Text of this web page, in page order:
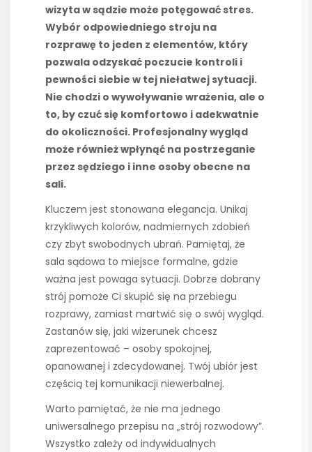
wizyta w sądzie może potęgować stres.
Wybór odpowiedniego stroju na
rozprawę to jeden z elementów, który
pozwala odzyskać poczucie kontroli i
pewności siebie w tej niełatwej sytuacji.
Nie chodzi o wywoływanie wrażenia, ale o
to, by czuć się komfortowo i adekwatnie
do okoliczności. Profesjonalny wygląd
może również wpłynąć na postrzeganie
przez sędziego i inne osoby obecne na
sali.
Kluczem jest stonowana elegancja. Unikaj
krzykliwych kolorów, nadmiernych zdobień
czy zbyt swobodnych ubrań. Pamiętaj, że
sala sądowa to miejsce formalne, gdzie
ważna jest powaga sytuacji. Dobrze dobrany
strój pomoże Ci skupić się na przebiegu
rozprawy, zamiast martwić się o swój wygląd.
Zastanów się, jaki wizerunek chcesz
zaprezentować – osoby spokojnej,
opanowanej i zdecydowanej. Twój ubiór jest
częścią tej komunikacji niewerbalnej.
Warto pamiętać, że nie ma jednego
uniwersalnego przepisu na „strój rozwodowy”.
Wszystko zależy od indywidualnych